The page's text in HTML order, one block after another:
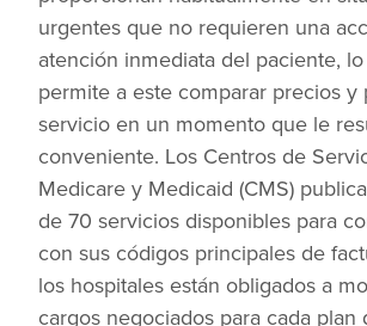
urgentes que no requieren una
atención inmediata del paciente,
permite a este comparar precios y
servicio en un momento que le
conveniente. Los Centros de
Medicare y Medicaid (CMS)
de 70 servicios disponibles para
con sus códigos principales de
los hospitales están obligados a
cargos negociados para cada plan